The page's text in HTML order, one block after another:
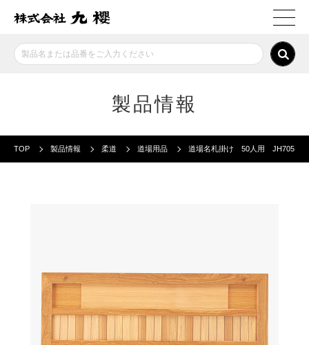
製品情報
TOP 製品情報 柔道 道場用品 道場名札掛け 50人用 JH705